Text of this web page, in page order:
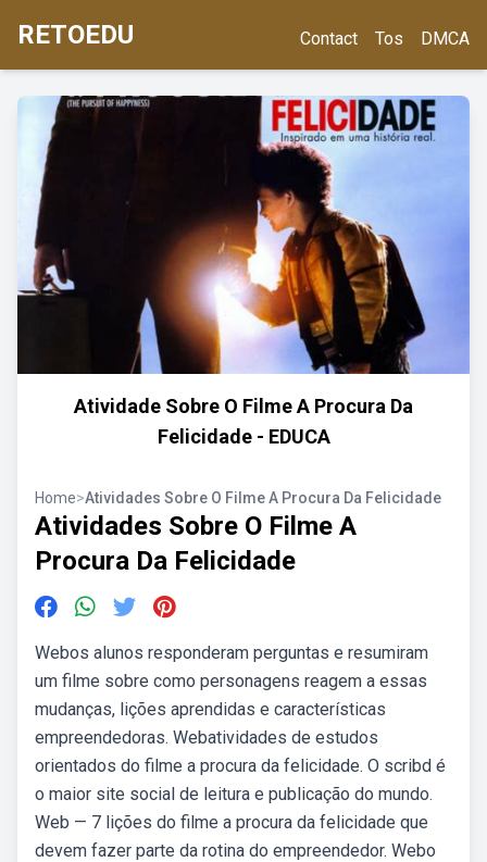
RETOEDU Contact Tos DMCA
Atividade Sobre O Filme A Procura Da
Felicidade - EDUCA
Home>Atividades Sobre O Filme A Procura Da Felicidade
Atividades Sobre O Filme A
Procura Da Felicidade
Webos alunos responderam perguntas e resumiram
um filme sobre como personagens reagem a essas
mudanças, lições aprendidas e características
empreendedoras. Webatividades de estudos
orientados do filme a procura da felicidade. O scribd é
o maior site social de leitura e publicação do mundo.
Web — 7 lições do filme a procura da felicidade que
devem fazer parte da rotina do empreendedor. Webo